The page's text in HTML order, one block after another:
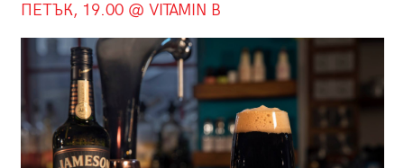
ПЕТЪК, 19.00 @ VITAMIN B